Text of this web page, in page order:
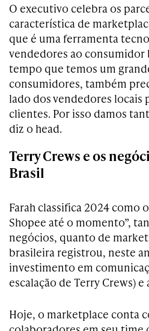
O executivo celebra os
característica de
que é uma ferramenta
vendedores ao consumidor
tempo que temos um
consumidores, também
lado dos vendedores locais
clientes. Por isso damos
diz o head.
Terry Crews e os
Brasil
Farah classifica 2024 como
Shopee até o momento”,
negócios, quanto de
brasileira registrou, neste
investimento em
escalação de Terry Crews)
Hoje, o marketplace conta